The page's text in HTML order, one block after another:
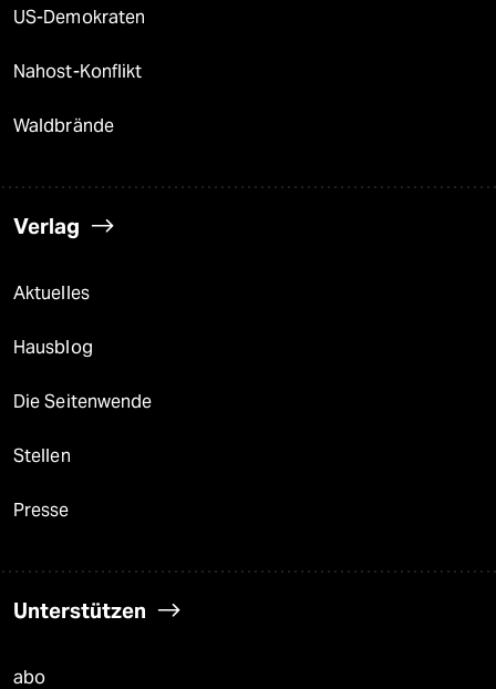
US-Demokraten
Nahost-Konflikt
Waldbrände
Verlag
Aktuelles
Hausblog
Die Seitenwende
Stellen
Presse
Unterstützen
abo